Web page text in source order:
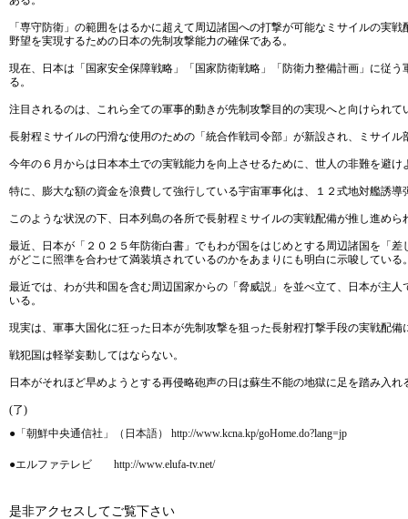
「専守防衛」の範囲をはるかに超えて周辺諸国への打撃が可能なミサイルの実
野望を実現するための日本の先制攻撃能力の確保である。
現在、日本は「国家安全保障戦略」「国家防衛戦略」「防衛力整備計画」に従
る。
注目されるのは、これら全ての軍事的動きが先制攻撃目的の実現へと向けられて
長射程ミサイルの円滑な使用のための「統合作戦司令部」が新設され、ミサイ
今年の６月からは日本本土での実戦能力を向上させるために、世人の非難を避
特に、膨大な額の資金を浪費して強行している宇宙軍事化は、１２式地対艦誘
このような状況の下、日本列島の各所で長射程ミサイルの実戦配備が推し進め
最近、日本が「２０２５年防衛白書」でもわが国をはじめとする周辺諸国を「
がどこに照準を合わせて満装填されているのかをあまりにも明白に示唆している
最近では、わが共和国を含む周辺国家からの「脅威説」を並べ立て、日本が主
いる。
現実は、軍事大国化に狂った日本が先制攻撃を狙った長射程打撃手段の実戦配
戦犯国は軽挙妄動してはならない。
日本がそれほど早めようとする再侵略砲声の日は蘇生不能の地獄に足を踏み入れ
(了)
●「朝鮮中央通信社」（日本語） http://www.kcna.kp/goHome.do?lang=jp
●エルファテレビ http://www.elufa-tv.net/
是非アクセスしてご覧下さい